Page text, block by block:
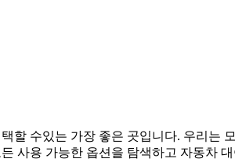
할 수있는 가장 좋은 곳입니다. 우리는
용 가능한 옵션을 탐색하고 자동차